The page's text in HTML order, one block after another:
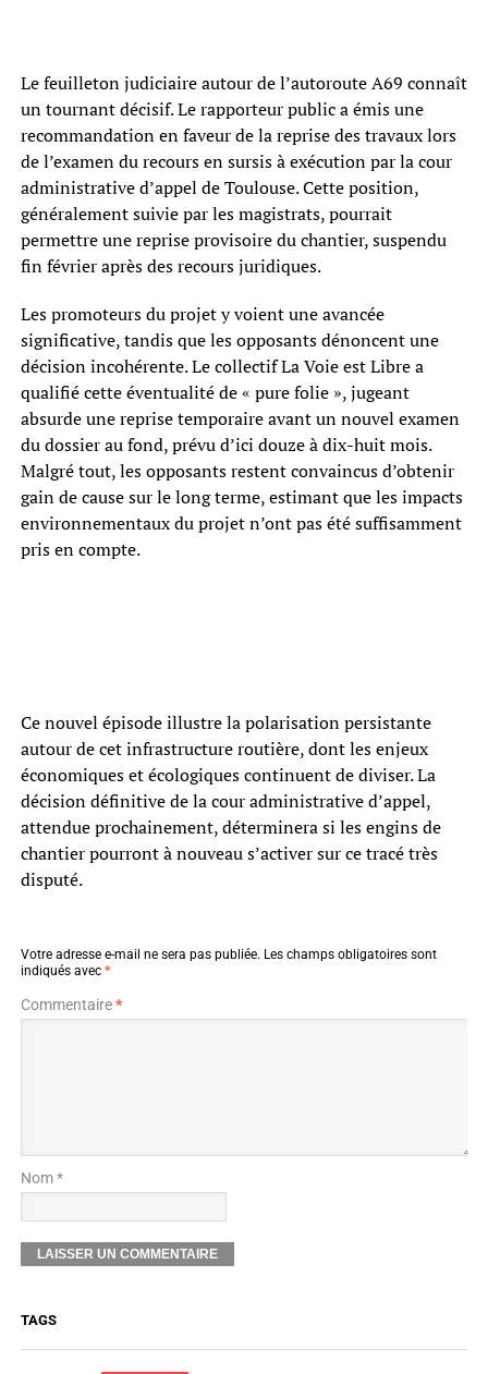
Le feuilleton judiciaire autour de l’autoroute A69 connaît
un tournant décisif. Le rapporteur public a émis une
recommandation en faveur de la reprise des travaux lors
de l’examen du recours en sursis à exécution par la cour
administrative d’appel de Toulouse. Cette position,
généralement suivie par les magistrats, pourrait
permettre une reprise provisoire du chantier, suspendu
fin février après des recours juridiques.
Les promoteurs du projet y voient une avancée
significative, tandis que les opposants dénoncent une
décision incohérente. Le collectif La Voie est Libre a
qualifié cette éventualité de « pure folie », jugeant
absurde une reprise temporaire avant un nouvel examen
du dossier au fond, prévu d’ici douze à dix-huit mois.
Malgré tout, les opposants restent convaincus d’obtenir
gain de cause sur le long terme, estimant que les impacts
environnementaux du projet n’ont pas été suffisamment
pris en compte.
Ce nouvel épisode illustre la polarisation persistante
autour de cet infrastructure routière, dont les enjeux
économiques et écologiques continuent de diviser. La
décision définitive de la cour administrative d’appel,
attendue prochainement, déterminera si les engins de
chantier pourront à nouveau s’activer sur ce tracé très
disputé.
Votre adresse e-mail ne sera pas publiée. Les champs obligatoires sont
indiqués avec *
Commentaire*
Nom *
TAGS